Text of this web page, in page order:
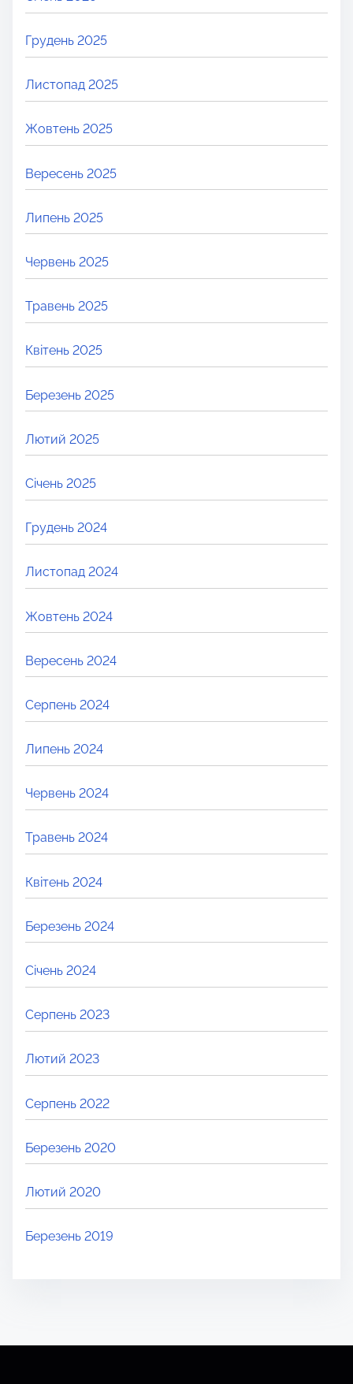
Грудень 2025
Листопад 2025
Жовтень 2025
Вересень 2025
Липень 2025
Червень 2025
Травень 2025
Квітень 2025
Березень 2025
Лютий 2025
Січень 2025
Грудень 2024
Листопад 2024
Жовтень 2024
Вересень 2024
Серпень 2024
Липень 2024
Червень 2024
Травень 2024
Квітень 2024
Березень 2024
Січень 2024
Серпень 2023
Лютий 2023
Серпень 2022
Березень 2020
Лютий 2020
Березень 2019